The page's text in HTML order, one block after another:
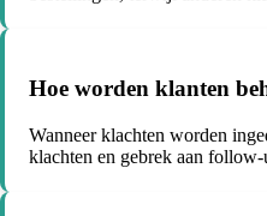
Hoe worden klanten
Wanneer klachten worden
klachten en gebrek aan